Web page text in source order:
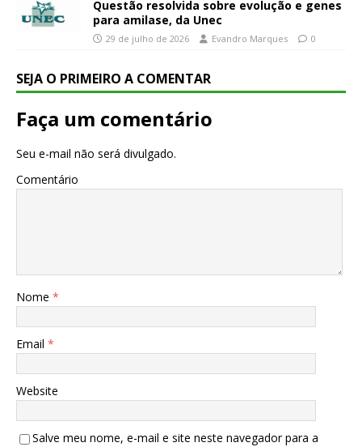
Questão resolvida sobre evolução e genes
para amilase, da Unec
29 de julho de 2026 Evandro Marques 0
SEJA O PRIMEIRO A COMENTAR
Faça um comentário
Seu e-mail não será divulgado.
Comentário
Nome *
Email *
Website
Salve meu nome, e-mail e site neste navegador para a